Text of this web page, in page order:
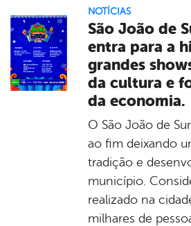
NOTÍCIAS
São João de
entra para a
grandes
da cultura e
da economia.
O São João de
ao fim deixando
tradição e
município.
realizado na
milhares de